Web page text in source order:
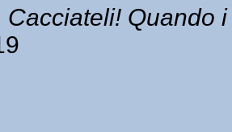
Cacciateli! Quando